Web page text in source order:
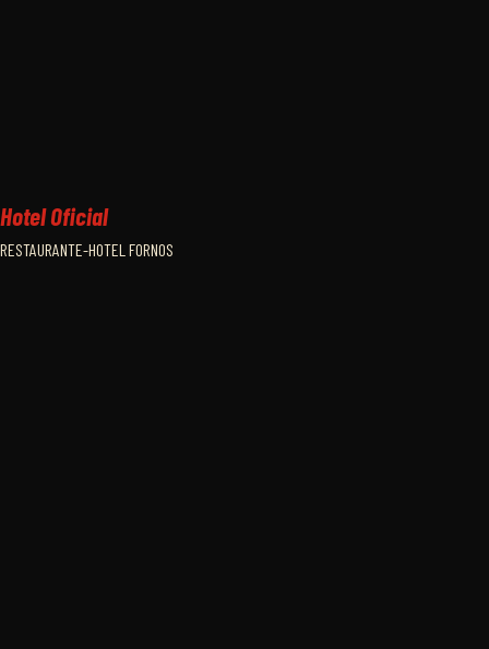
Hotel Oficial
RESTAURANTE-HOTEL FORNOS